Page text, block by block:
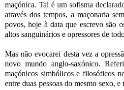
maçónica. Tal é um sofisma
através dos tempos, a maçonaria
povos, hoje à data que escrevo são
altos sanguinários e opressores de
Mas não evocarei desta vez a
novo mundo anglo-saxónico.
maçónicos simbólicos e filosóficos
entre duas pessoas do mesmo sexo,